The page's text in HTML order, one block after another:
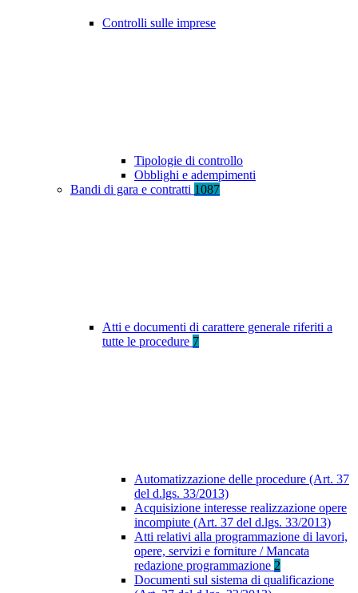
Controlli sulle imprese
Tipologie di controllo
Obblighi e adempimenti
Bandi di gara e contratti 1087
Atti e documenti di carattere generale riferiti a
tutte le procedure 7
Automatizzazione delle procedure (Art. 37
del d.lgs. 33/2013)
Acquisizione interesse realizzazione opere
incompiute (Art. 37 del d.lgs. 33/2013)
Atti relativi alla programmazione di lavori,
opere, servizi e forniture / Mancata
redazione programmazione 2
Documenti sul sistema di qualificazione